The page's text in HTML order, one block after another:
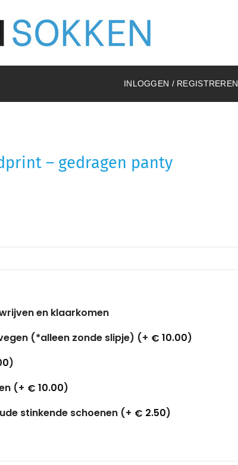
INLOGGEN / REGISTREREN
– gedragen panty
en klaarkomen
(*alleen zonde slipje) (+ € 10.00)
)
(+ € 10.00)
stinkende schoenen (+ € 2.50)